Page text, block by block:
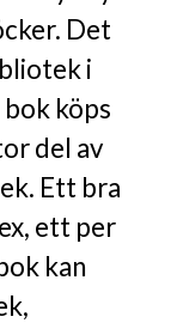
Det
i
bok köps
del av
Ett bra
ett per
kan